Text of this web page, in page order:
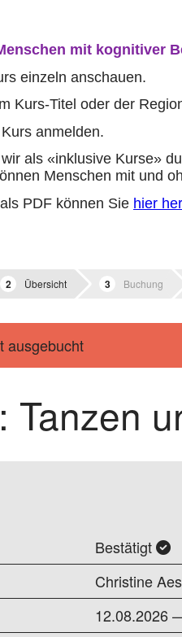
mit kognitiver
einzeln anschauen.
Kurs-Titel oder der
anmelden.
als «inklusive Kurse»
Menschen mit und
PDF können Sie hier
Übersicht Buchung
ausgebucht
Tanzen
Bestätigt
Christine
12.08.2026